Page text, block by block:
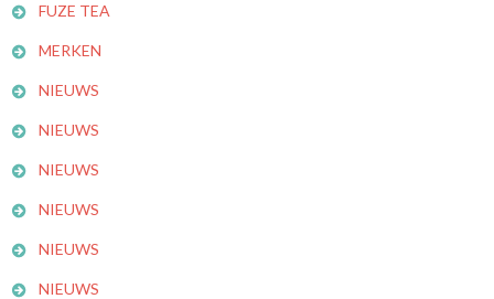
FUZE TEA
MERKEN
NIEUWS
NIEUWS
NIEUWS
NIEUWS
NIEUWS
NIEUWS